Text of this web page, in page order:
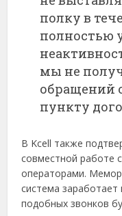
полку в
полностью
мы не
обращений
пункту
В Kcell также
совместной работе
операторами.
система
подобных звонков